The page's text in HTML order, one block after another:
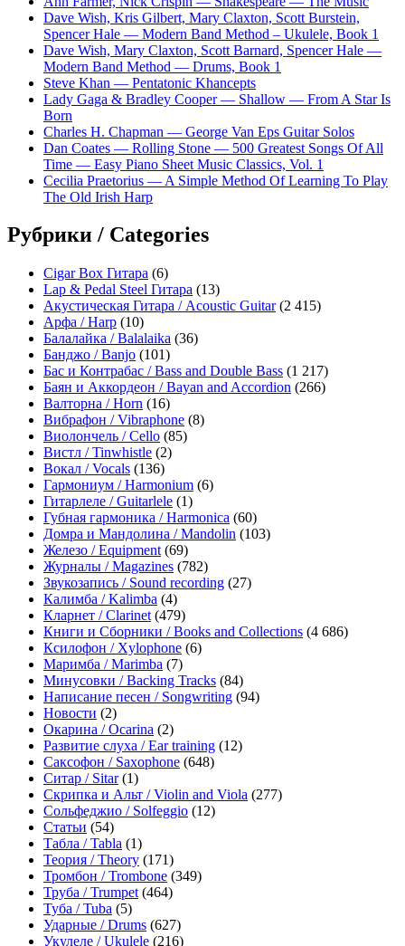
Dave Wish, Kris Gilbert, Mary Claxton, Scott Burstein,
Spencer Hale — Modern Band Method – Ukulele, Book 1
Dave Wish, Mary Claxton, Scott Barnard, Spencer Hale —
Modern Band Method — Drums, Book 1
Steve Khan — Pentatonic Khancepts
Lady Gaga & Bradley Cooper — Shallow — From A Star Is
Born
Charles H. Chapman — George Van Eps Guitar Solos
Dan Coates — Rolling Stone — 500 Greatest Songs Of All
Time — Easy Piano Sheet Music Classics, Vol. 1
Cecilia Praetorius — A Simple Method Of Learning To Play
The Old Irish Harp
Рубрики / Categories
Cigar Box Гитара (6)
Lap & Pedal Steel Гитара (13)
Акустическая Гитара / Acoustic Guitar(2 415)
Арфа / Harp (10)
Балалайка / Balalaika (36)
Банджо / Banjo (101)
Бас и Контрабас / Bass and Double Bass (1 217)
Баян и Аккордеон / Bayan and Accordion (266)
Валторна / Horn (16)
Вибрафон / Vibraphone (8)
Виолончель / Cello (85)
Вистл / Tinwhistle (2)
Вокал / Vocals (136)
Гармониум / Harmonium (6)
Гитарлеле / Guitarlele (1)
Губная гармоника / Harmonica (60)
Домра и Мандолина / Mandolin (103)
Железо / Equipment (69)
Журналы / Magazines (782)
Звукозапись / Sound recording (27)
Калимба / Kalimba (4)
Кларнет / Clarinet (479)
Книги и Сборники / Books and Collections (4 686)
Ксилофон / Xylophone (6)
Маримба / Marimba (7)
Минусовки / Backing Tracks (84)
Написание песен / Songwriting (94)
Новости (2)
Окарина / Ocarina (2)
Развитие слуха / Ear training (12)
Саксофон / Saxophone (648)
Ситар / Sitar(1)
Скрипка и Альт / Violin and Viola (277)
Сольфеджио / Solfeggio (12)
Статьи (54)
Табла / Tabla (1)
Теория / Theory (171)
Тромбон / Trombone (349)
Труба / Trumpet (464)
Туба / Tuba (5)
Ударные / Drums (627)
Укулеле / Ukulele (216)